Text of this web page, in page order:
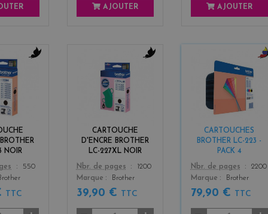
AJOUTER AJOUTER
NOIR
550
TTC
CARTOUCHE
D'ENCRE BROTHER
LC-227XL NOIR
Color
Nbr. de pages
1200
Marque
Brother
39,90 € TTC
CARTOUCHES
BROTHER LC-223 -
PACK 4
Color
Nbr. de pages
2200
Marque
Brother
79,90 € TTC